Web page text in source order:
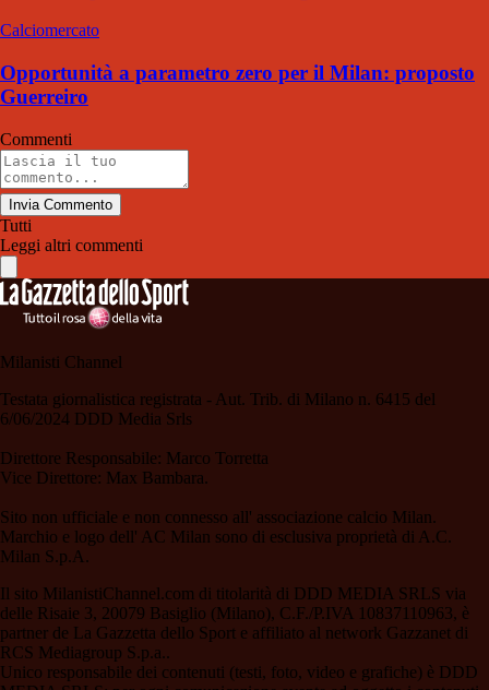
Calciomercato
Opportunità a parametro zero per il Milan: proposto
Guerreiro
Commenti
Invia Commento
Tutti
Leggi altri commenti
Milanisti Channel
Testata giornalistica registrata - Aut. Trib. di Milano n. 6415 del
6/06/2024 DDD Media Srls
Direttore Responsabile: Marco Torretta
Vice Direttore: Max Bambara.
Sito non ufficiale e non connesso all' associazione calcio Milan.
Marchio e logo dell' AC Milan sono di esclusiva proprietà di A.C.
Milan S.p.A.
Il sito MilanistiChannel.com di titolarità di DDD MEDIA SRLS via
delle Risaie 3, 20079 Basiglio (Milano), C.F./P.IVA 10837110963, è
partner de La Gazzetta dello Sport e affiliato al network Gazzanet di
RCS Mediagroup S.p.a..
Unico responsabile dei contenuti (testi, foto, video e grafiche) è DDD